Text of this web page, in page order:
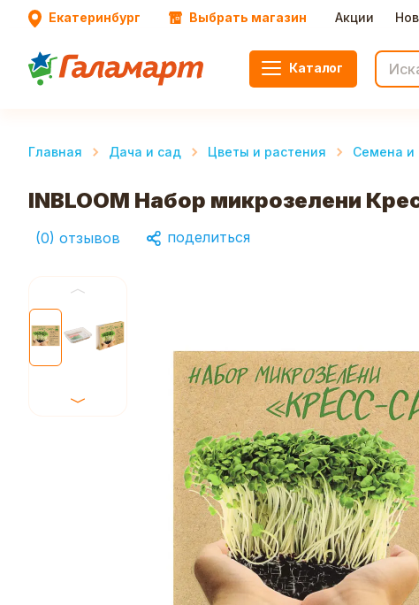
Екатеринбург Выбрать магазин Акции
Каталог
Главная Дача и сад Цветы и растения Семена и
INBLOOM Набор микрозелени
(0) отзывов поделиться